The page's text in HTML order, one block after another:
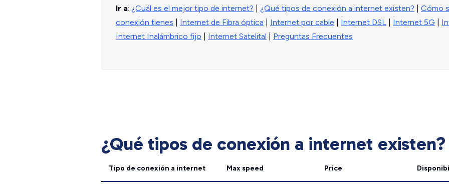
Ir a: ¿Cuál es el mejor tipo de internet? ¿Qué tipos de conexión a internet existen?
Cómo
conexión tienes
Internet de Fibra óptica Internet por cable Internet DSL Internet 5G
Internet Inalámbrico fijo
Internet Satelital Preguntas Frecuentes
¿Qué tipos de conexión a internet existen?
Tipo de conexión a internet Max speed Price